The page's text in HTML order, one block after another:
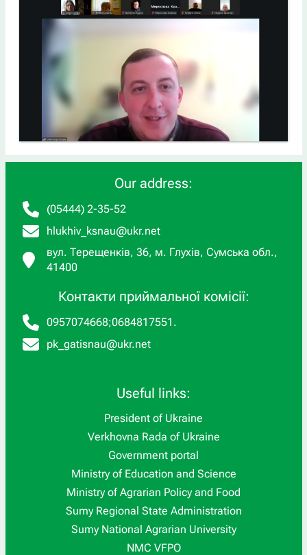
Our address:
(05444) 2-35-52
hlukhiv_ksnau@ukr.net
вул. Терещенків, 36, м. Глухів, Сумська обл.,
41400
Контакти приймальної комісії:
0957074668;0684817551 .
pk_gatisnau@ukr.net
Useful links:
President of Ukraine
Verkhovna Rada of Ukraine
Government portal
Ministry of Education and Science
Ministry of Agrarian Policy and Food
Sumy Regional State Administration
Sumy National Agrarian University
NMC VFPO